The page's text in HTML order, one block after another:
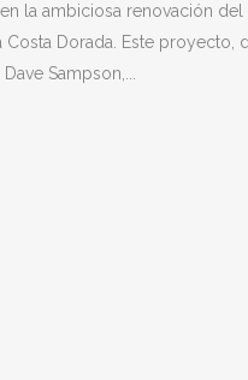
la ambiciosa renovación
Dorada. Este
Sampson,...